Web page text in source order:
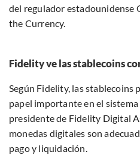
del regulador
the Currency.
Fidelity ve las stablecoins
Según Fidelity, las stablecoins
papel importante en el
presidente de Fidelity Digital
monedas digitales son
pago y liquidación.